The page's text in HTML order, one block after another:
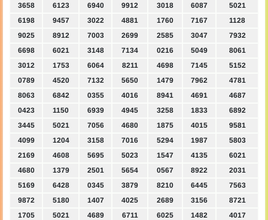
3658
6123 6940 9912 3018 6087
5021
6198
9457 3022 4881 1760 7167
1128
9025
8912 7003 2699 2585 3047
7932
6698
6021 3148 7134 0216 5049
8061
3012
1753 6064 8211 4698 7145
5152
0789
4520 7132 5650 1479 7962
4781
8063
6842 0355 4016 8941 4691
4687
0423
1150 6939 4945 3258 1833
6892
3445
5021 7056 4680 1875 4015
9581
4099
1204 3158 7016 5294 1987
5803
2169
4608 5695 5023 1547 4135
6021
4680
1379 2501 5654 0567 8922
2031
5169
6428 0345 3879 8210 6445
7563
9872
5180 1407 4025 2689 3156
8721
1705
5021 4689 6711 6025 1482
4017